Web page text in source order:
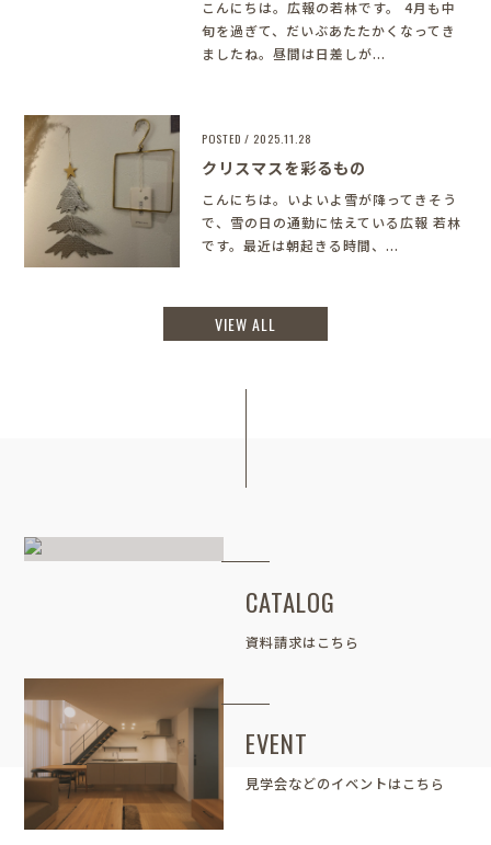
こんにちは。広報の若林です。 4月も中
旬を過ぎて、だいぶあたたかくなってき
ましたね。昼間は日差しが...
POSTED / 2025.11.28
クリスマスを彩るもの
こんにちは。いよいよ雪が降ってきそう
で、雪の日の通勤に怯えている広報 若林
です。最近は朝起きる時間、...
VIEW ALL
CATALOG
資料請求はこちら
EVENT
見学会などのイベントはこちら